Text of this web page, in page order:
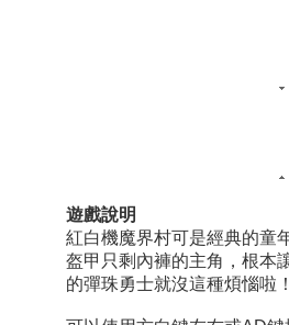
遊戲說明
紅白機魔界村可是經典的童
盔甲只剩內褲的主角，根本
的彈珠勇士就沒這種煩惱啦